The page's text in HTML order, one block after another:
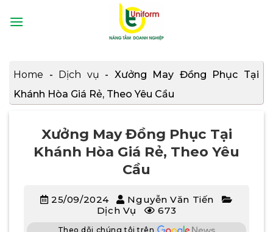
qua
Home - Dịch vụ - Xưởng May Đồng Phục Tại
Khánh Hòa Giá Rẻ, Theo Yêu Cầu
Xưởng May Đồng Phục Tại
Khánh Hòa Giá Rẻ, Theo Yêu
Cầu
25/09/2024
Nguyễn Văn Tiến
Dịch Vụ
673
Theo dõi chúng tôi trên